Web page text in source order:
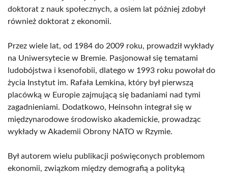
doktorat z nauk społecznych, a osiem lat później zdobył
również doktorat z ekonomii.
Przez wiele lat, od 1984 do 2009 roku, prowadził wykłady
na Uniwersytecie w Bremie. Pasjonował się tematami
ludobójstwa i ksenofobii, dlatego w 1993 roku powołał do
życia Instytut im. Rafała Lemkina, który był pierwszą
placówką w Europie zajmującą się badaniami nad tymi
zagadnieniami. Dodatkowo, Heinsohn integrał się w
międzynarodowe środowisko akademickie, prowadząc
wykłady w Akademii Obrony NATO w Rzymie.
Był autorem wielu publikacji poświęconych problemom
ekonomii, związkom między demografią a polityką